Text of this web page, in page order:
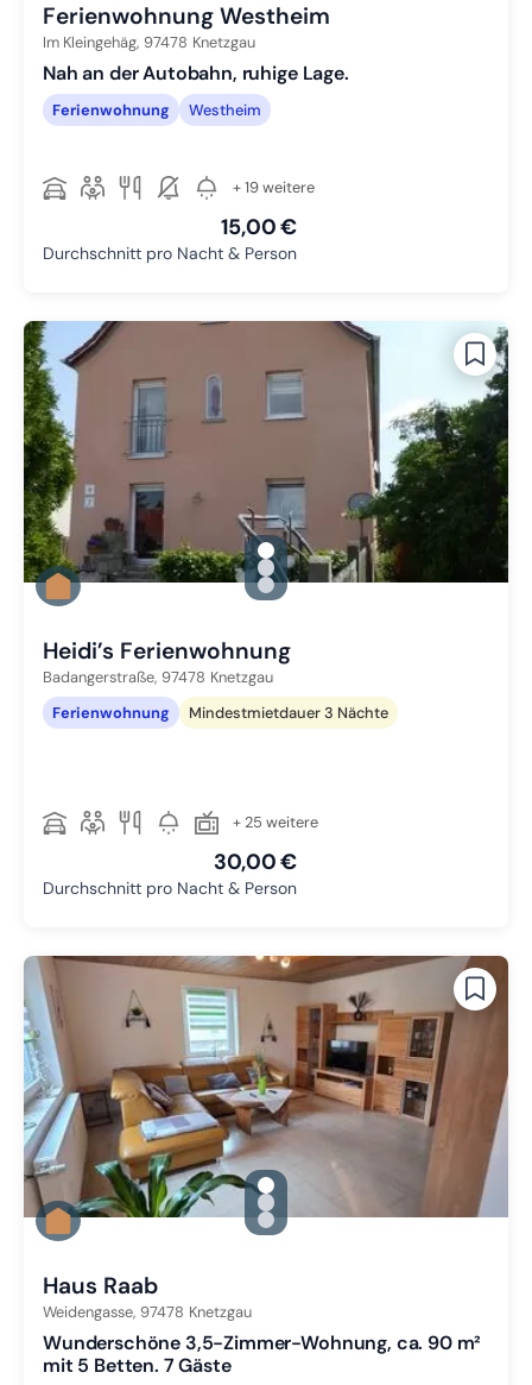
Ferienwohnung Westheim
Im Kleingehäg, 97478 Knetzgau
Nah an der Autobahn, ruhige Lage.
Ferienwohnung Westheim
+ 19 weitere
15,00 €
Durchschnitt pro Nacht & Person
gallery.slide_selector
Zu Slide 1 wechseln
Zu Slide 2 wechseln
Zu Slide 3 wechseln
Heidi’s Ferienwohnung
Badangerstraße, 97478 Knetzgau
Ferienwohnung
Mindestmietdauer 3 Nächte
+ 25 weitere
30,00 €
Durchschnitt pro Nacht & Person
gallery.slide_selector
Zu Slide 1 wechseln
Zu Slide 2 wechseln
Zu Slide 3 wechseln
Haus Raab
Weidengasse, 97478 Knetzgau
Wunderschöne 3,5-Zimmer-Wohnung, ca. 90 m²
mit 5 Betten. 7 Gäste